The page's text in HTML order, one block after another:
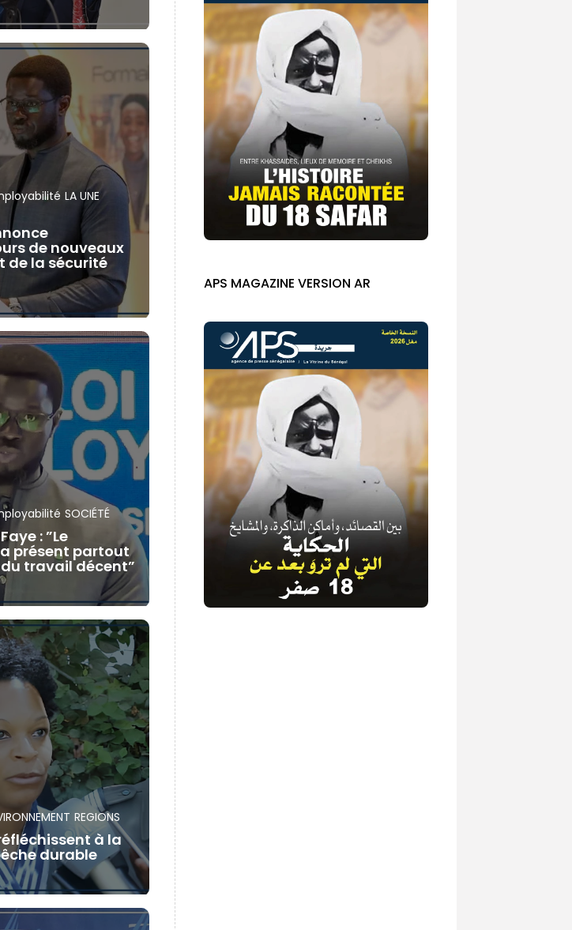
LA UNE
de nouveaux
de la sécurité
SOCIÉTÉ
: ”Le
présent partout
travail décent”
REGIONS
à la
durable
APS MAGAZINE VERSION AR